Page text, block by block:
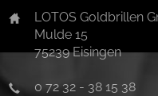
LOTOS Goldbrillen
Mulde 15
75239 Eisingen
0 72 32 - 38 15 38